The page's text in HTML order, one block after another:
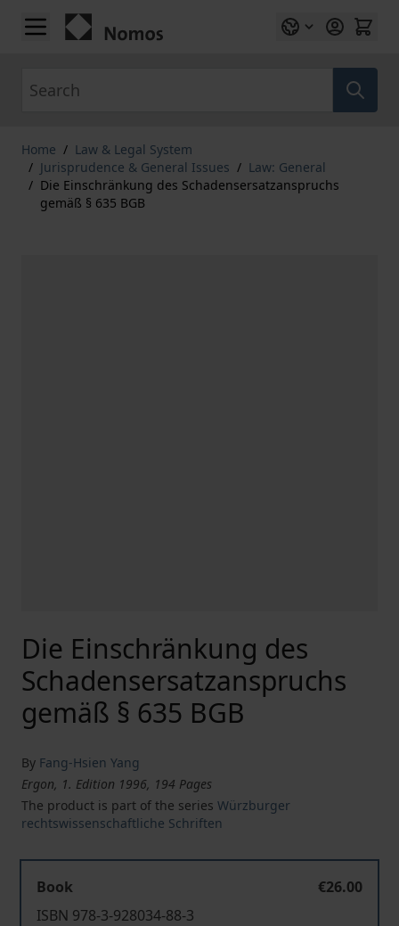
Skip to Content
Home / Law & Legal System
/ Jurisprudence & General Issues / Law: General
/ Die Einschränkung des Schadensersatzanspruchs
gemäß § 635 BGB
Die Einschränkung des
Schadensersatzanspruchs
gemäß § 635 BGB
By Fang-Hsien Yang
Ergon, 1. Edition 1996, 194 Pages
The product is part of the series Würzburger
rechtswissenschaftliche Schriften
Book
€26.00
ISBN 978-3-928034-88-3